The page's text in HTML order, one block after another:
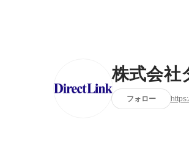
株式会社
フォロー